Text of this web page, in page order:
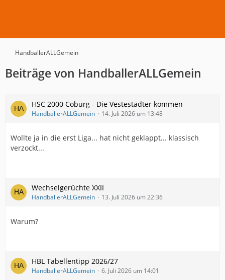
HandballerALLGemein
Beiträge von HandballerALLGemein
HSC 2000 Coburg - Die Vestestädter kommen
HandballerALLGemein 14. Juli 2026 um 13:48
Wollte ja in die erst Liga... hat nicht geklappt... klassisch
verzockt...
Wechselgerüchte XXII
HandballerALLGemein 13. Juli 2026 um 22:36
Warum?
HBL Tabellentipp 2026/27
HandballerALLGemein 6. Juli 2026 um 14:01